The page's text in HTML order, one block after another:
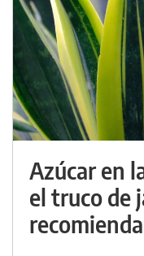
Azúcar en
el truco de